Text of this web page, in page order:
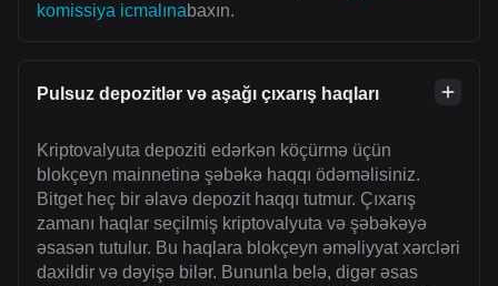
komissiya icmalınabaxın.
Pulsuz depozitlər və aşağı çıxarış haqları
Kriptovalyuta depoziti edərkən köçürmə üçün
blokçeyn mainnetinə şəbəkə haqqı ödəməlisiniz.
Bitget heç bir əlavə depozit haqqı tutmur. Çıxarış
zamanı haqlar seçilmiş kriptovalyuta və şəbəkəyə
əsasən tutulur. Bu haqlara blokçeyn əməliyyat xərcləri
daxildir və dəyişə bilər. Bununla belə, digər əsas